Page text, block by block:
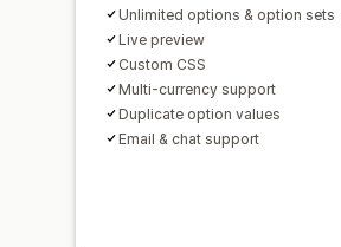
Unlimited options & option sets
Live preview
Custom CSS
Multi-currency support
Duplicate option values
Email & chat support